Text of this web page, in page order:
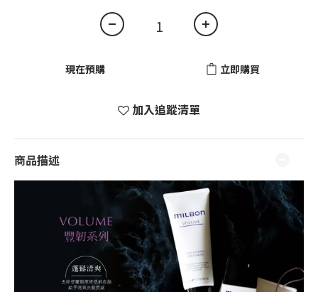
現在預購 立即購買
加入追蹤清單
商品描述